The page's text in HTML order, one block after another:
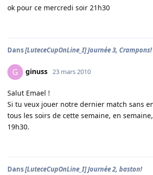
ok pour ce mercredi soir 21h30
Dans[LuteceCupOnLine_I] Journée 3, Crampons!
G ginuss 23 mars 2010
Salut Emael !
Si tu veux jouer notre dernier match sans
tous les soirs de cette semaine, en
19h30.
Dans[LuteceCupOnLine_I] Journée 2, baston!